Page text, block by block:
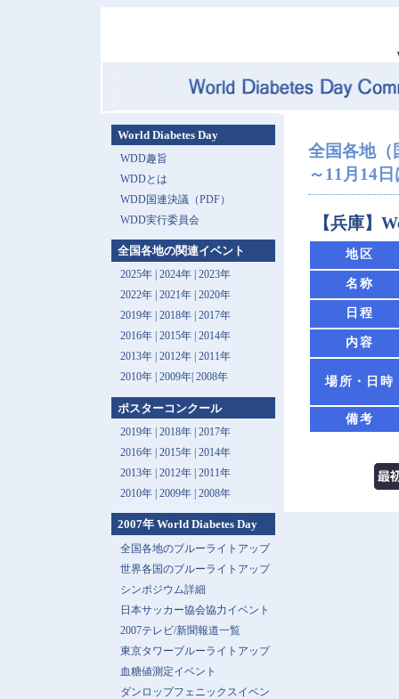
全国各地（
～11月14
【兵庫】
地区
名称
日程
内容
場所・日時
備考
World Diabetes Day
WDD趣旨
WDDとは
WDD国連決議（PDF）
WDD実行委員会
全国各地の関連イベント
2025年| 2024年| 2023年
2022年| 2021年| 2020年
2019年| 2018年| 2017年
2016年| 2015年| 2014年
2013年 | 2012年| 2011年
2010年| 2009年| 2008年
ポスターコンクール
2019年 | 2018年 | 2017年
2016年 | 2015年 | 2014年
2013年 | 2012年 | 2011年
2010年 | 2009年 | 2008年
2007年 World Diabetes Day
全国各地のブルーライトアップ
世界各国のブルーライトアップ
シンポジウム詳細
日本サッカー協会協力イベント
2007テレビ/新聞報道一覧
東京タワーブルーライトアップ
血糖値測定イベント
ダンロップフェニックスイベン